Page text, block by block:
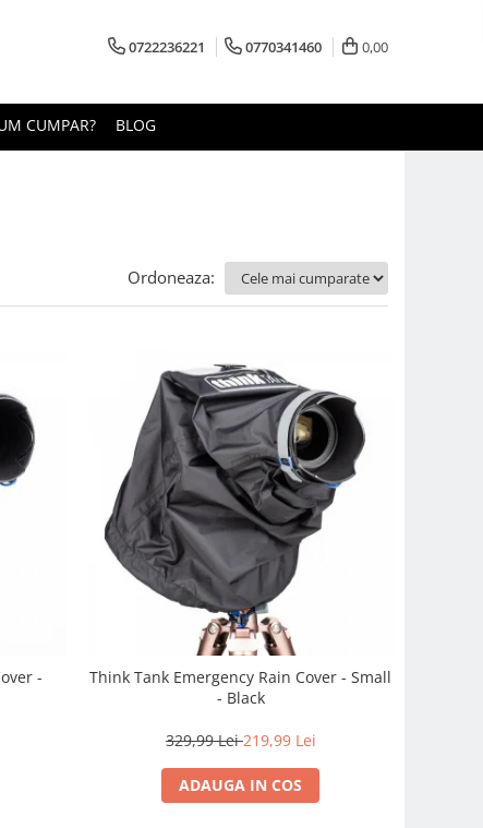
0722236221 0770341460 0,00
CUMPAR? BLOG
Ordoneaza:
-
Think Tank Emergency Rain Cover - Small
- Black
329,99 Lei219,99 Lei
ADAUGA IN COS